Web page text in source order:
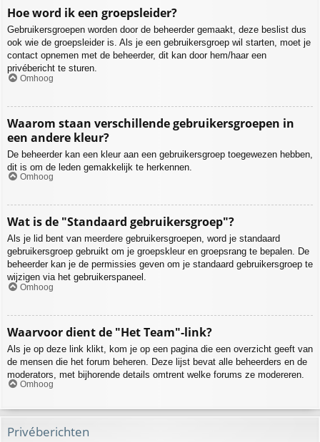
Hoe word ik een groepsleider?
Gebruikersgroepen worden door de beheerder gemaakt, deze beslist dus
ook wie de groepsleider is. Als je een gebruikersgroep wil starten, moet je
contact opnemen met de beheerder, dit kan door hem/haar een
privébericht te sturen.
Omhoog
Waarom staan verschillende gebruikersgroepen in
een andere kleur?
De beheerder kan een kleur aan een gebruikersgroep toegewezen hebben,
dit is om de leden gemakkelijk te herkennen.
Omhoog
Wat is de "Standaard gebruikersgroep"?
Als je lid bent van meerdere gebruikersgroepen, word je standaard
gebruikersgroep gebruikt om je groepskleur en groepsrang te bepalen. De
beheerder kan je de permissies geven om je standaard gebruikersgroep te
wijzigen via het gebruikerspaneel.
Omhoog
Waarvoor dient de "Het Team"-link?
Als je op deze link klikt, kom je op een pagina die een overzicht geeft van
de mensen die het forum beheren. Deze lijst bevat alle beheerders en de
moderators, met bijhorende details omtrent welke forums ze modereren.
Omhoog
Privéberichten